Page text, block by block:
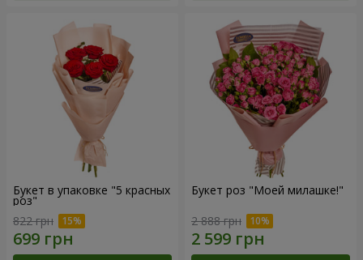
Букет в упаковке "5 красных
роз"
822 грн
Букет роз "Моей милашке!"
2 888 грн